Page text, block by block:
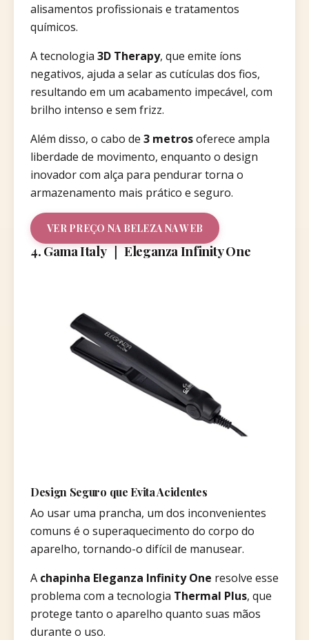
alisamentos profissionais e tratamentos
químicos.
A tecnologia 3D Therapy, que emite íons
negativos, ajuda a selar as cutículas dos fios,
resultando em um acabamento impecável, com
brilho intenso e sem frizz.
Além disso, o cabo de 3 metrosoferece ampla
liberdade de movimento, enquanto o design
inovador com alça para pendurar torna o
armazenamento mais prático e seguro.
VER PREÇO NA BELEZA NA WEB
4. Gama Italy ｜ Eleganza Infinity One
Design Seguro que Evita Acidentes
Ao usar uma prancha, um dos inconvenientes
comuns é o superaquecimento do corpo do
aparelho, tornando-o difícil de manusear.
A chapinha Eleganza Infinity One resolve esse
problema com a tecnologia Thermal Plus, que
protege tanto o aparelho quanto suas mãos
durante o uso.